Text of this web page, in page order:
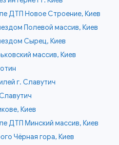
ДТП Новое Строение, Киев
Полевой массив, Киев
Сырец, Киев
массив, Киев
г. Славутич
Киев
ДТП Минский массив, Киев
Чёрная гора, Киев